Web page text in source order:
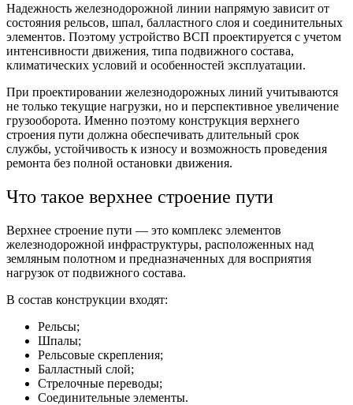
Надежность железнодорожной линии напрямую зависит от
состояния рельсов, шпал, балластного слоя и соединительных
элементов. Поэтому устройство ВСП проектируется с учетом
интенсивности движения, типа подвижного состава,
климатических условий и особенностей эксплуатации.
При проектировании железнодорожных линий учитываются
не только текущие нагрузки, но и перспективное увеличение
грузооборота. Именно поэтому конструкция верхнего
строения пути должна обеспечивать длительный срок
службы, устойчивость к износу и возможность проведения
ремонта без полной остановки движения.
Что такое верхнее строение пути
Верхнее строение пути — это комплекс элементов
железнодорожной инфраструктуры, расположенных над
земляным полотном и предназначенных для восприятия
нагрузок от подвижного состава.
В состав конструкции входят:
Рельсы;
Шпалы;
Рельсовые скрепления;
Балластный слой;
Стрелочные переводы;
Соединительные элементы.